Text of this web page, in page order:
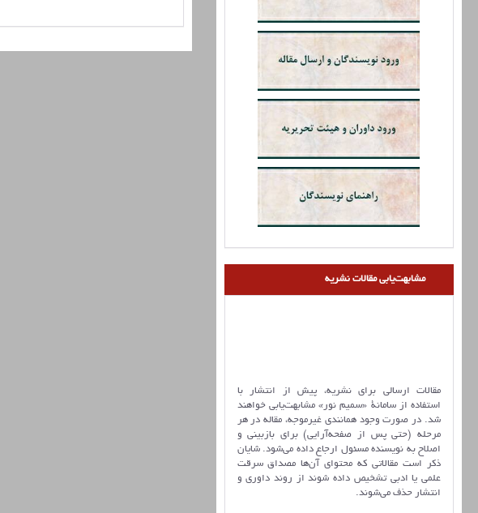
مشابهت‌یابی مقالات نشریه
مقالات ارسالی برای نشریه، پیش از انتشار با
استفاده از سامانۀ «سمیم نور» مشابهت‌یابی خواهند
شد. در صورت وجود همانندی غیرموجه، مقاله در هر
مرحله (حتی پس از صفحه‌آرایی) برای بازبینی و
اصلاح به نویسنده مسئول ارجاع داده می‌شود. شایان
ذکر است مقالاتی که محتوای آن‌ها مصداق سرقت
علمی یا ادبی تشخیص داده شوند از روند داوری و
انتشار حذف می‌شوند.